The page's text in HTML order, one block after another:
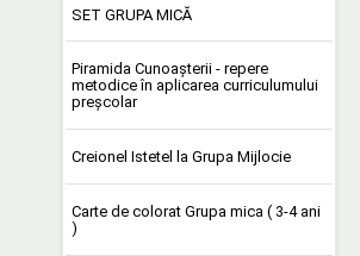
SET GRUPA MICĂ
Piramida Cunoașterii - repere
metodice în aplicarea curriculumului
preşcolar
Creionel Istetel la Grupa Mijlocie
Carte de colorat Grupa mica ( 3-4 ani
)